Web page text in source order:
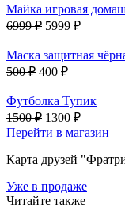
Майка игровая
6999 ₽ 5999 ₽
Маска защитная
500 ₽ 400 ₽
Футболка Тупик
1500 ₽ 1300 ₽
Перейти в магазин
Карта друзей
Уже в продаже
Читайте также